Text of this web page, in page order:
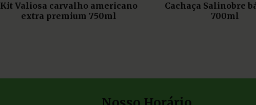
Kit Valiosa carvalho americano
extra premium 750ml
Cachaça Salinobre
700ml